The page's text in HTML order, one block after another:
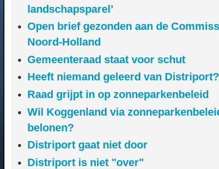
landschapsparel’
Open brief gezonden aan de
Noord-Holland
Gemeenteraad staat voor schut
Heeft niemand geleerd van Distriport?
Raad grijpt in op zonneparkenbeleid
Wil Koggenland via
belonen?
Distriport gaat niet door
Distriport is niet "over"